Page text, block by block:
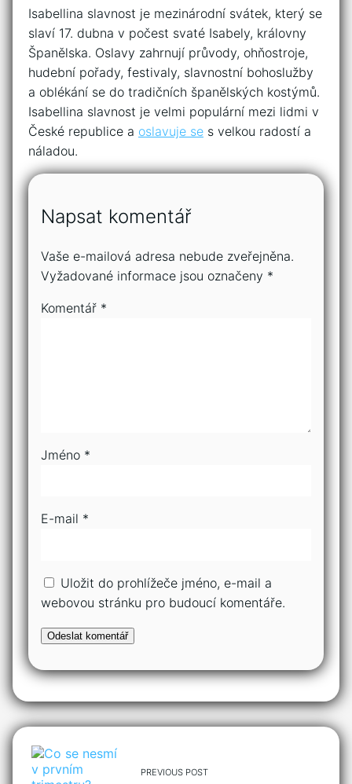
Isabellina slavnost je mezinárodní svátek, který se
slaví 17. dubna v počest svaté Isabely, královny
Španělska. Oslavy zahrnují průvody, ohňostroje,
hudební pořady, festivaly, slavnostní bohoslužby
a oblékání se do tradičních španělských kostýmů.
Isabellina slavnost je velmi populární mezi lidmi v
České republice a oslavuje se s velkou radostí a
náladou.
Napsat komentář
Vaše e-mailová adresa nebude zveřejněna.
Vyžadované informace jsou označeny *
Komentář *
Jméno *
E-mail *
Uložit do prohlížeče jméno, e-mail a
webovou stránku pro budoucí komentáře.
PREVIOUS POST